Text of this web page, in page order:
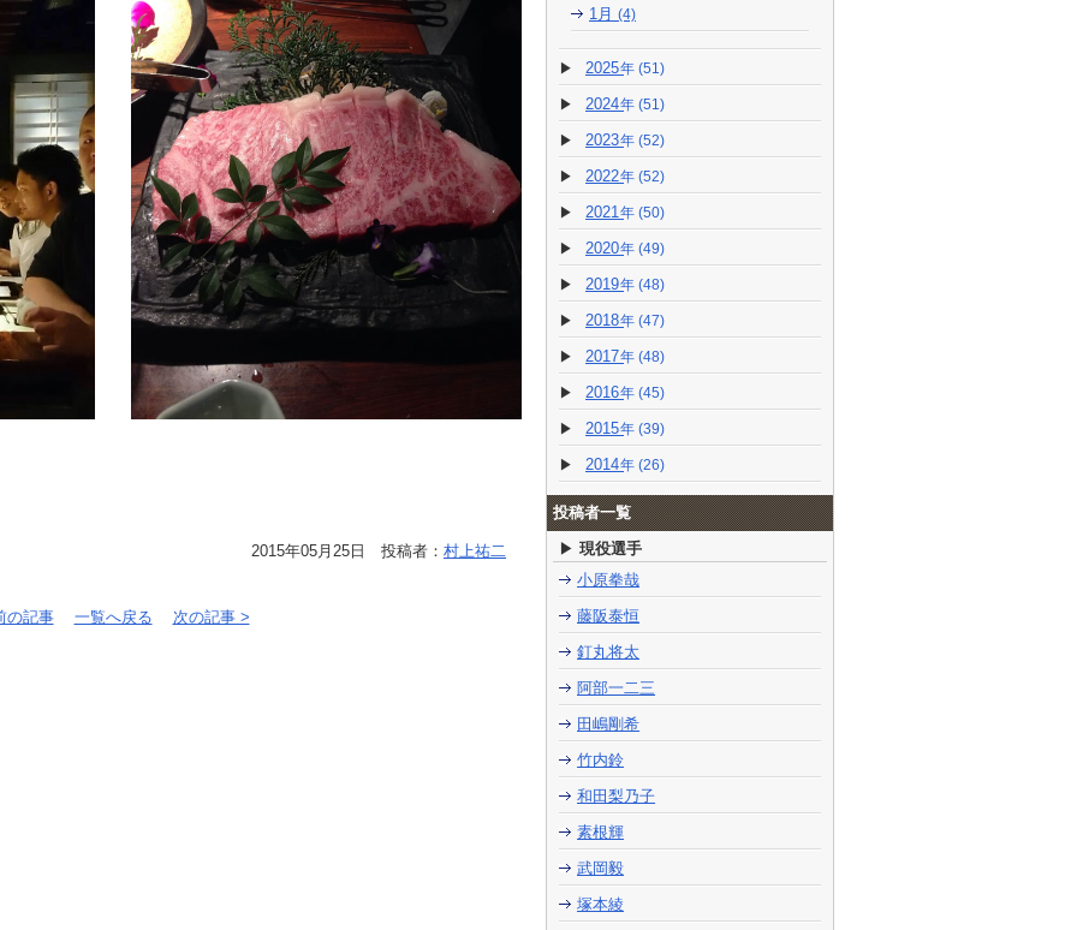
2015年05月25日 投稿者： 村上祐二
の記事 一覧へ戻る 次の記事 >
1月(4)
2025 (51)
2024 (51)
2023 (52)
2022 (52)
2021 (50)
2020 (49)
2019 (48)
2018 (47)
2017 (48)
2016 (45)
2015 (39)
2014 (26)
投稿者一覧
現役選手
小原拳哉
藤阪泰恒
釘丸将太
阿部一二三
田嶋剛希
竹内鈴
和田梨乃子
素根輝
武岡毅
塚本綾